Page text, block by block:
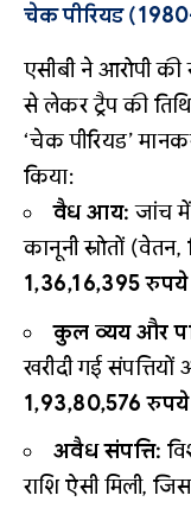
चेक पीरियड
एसीबी ने आरोपी
से लेकर ट्रैप की
‘चेक पीरियड’
किया:
वैध आय: जांच
कानूनी स्रोतों
1,36,16,395 रुपये
कुल व्यय और
खरीदी गई
1,93,80,576 रुपये
अवैध संपत्ति:
राशि ऐसी मिली,